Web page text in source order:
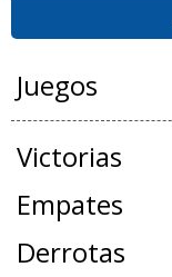
Juegos
Victorias
Empates
Derrotas